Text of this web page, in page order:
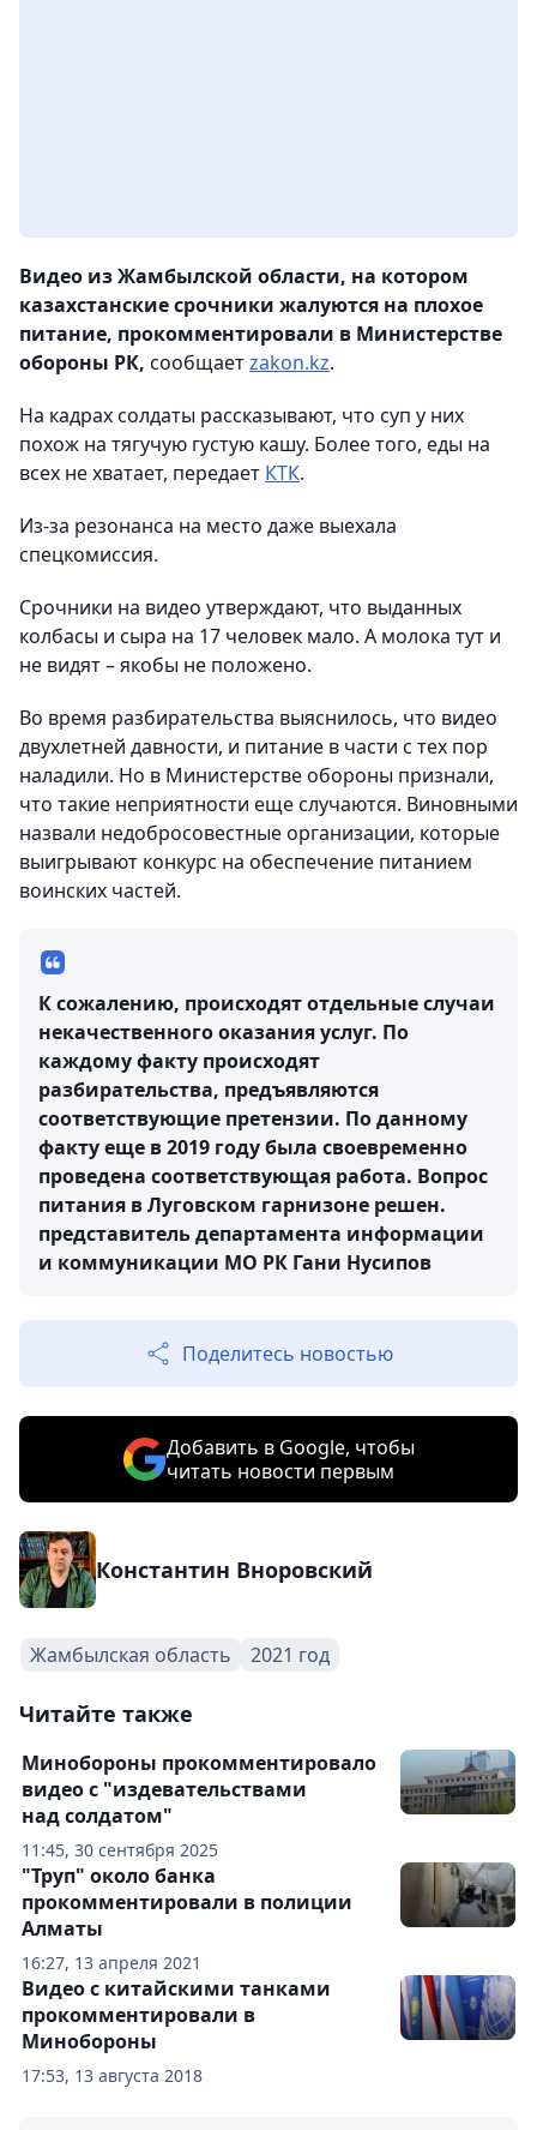
Видео из Жамбылской области, на котором
казахстанские срочники жалуются на плохое
питание, прокомментировали в Министерстве
обороны РК, сообщаетzakon.kz.
На кадрах солдаты рассказывают, что суп у них
похож на тягучую густую кашу. Более того, еды на
всех не хватает, передает КТК.
Из-за резонанса на место даже выехала
спецкомиссия.
Срочники на видео утверждают, что выданных
колбасы и сыра на 17 человек мало. А молока тут и
не видят – якобы не положено.
Во время разбирательства выяснилось, что видео
двухлетней давности, и питание в части с тех пор
наладили. Но в Министерстве обороны признали,
что такие неприятности еще случаются. Виновными
назвали недобросовестные организации, которые
выигрывают конкурс на обеспечение питанием
воинских частей.
К сожалению, происходят отдельные случаи
некачественного оказания услуг. По
каждому факту происходят
разбирательства, предъявляются
соответствующие претензии. По данному
факту еще в 2019 году была своевременно
проведена соответствующая работа. Вопрос
питания в Луговском гарнизоне решен.
представитель департамента информации
и коммуникации МО РК Гани Нусипов
Поделитесь новостью
Добавить в Google, чтобы
читать новости первым
Константин Вноровский
Жамбылская область 2021 год
Читайте также
11:45, 30 сентября 2025
Минобороны прокомментировало
видео с "издевательствами
над солдатом"
16:27, 13 апреля 2021
"Труп" около банка
прокомментировали в полиции
Алматы
17:53, 13 августа 2018
Видео с китайскими танками
прокомментировали в
Минобороны